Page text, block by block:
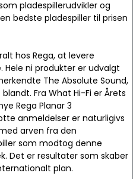
pladespillerudvikler og
bedste pladespiller til prisen
hos Rega, at levere
ni produkter er udvalgt
The Absolute Sound,
Fra What Hi-Fi er Årets
Rega Planar 3
anmeldelser er naturligivs
arven fra den
som modtog denne
Det er resultater som skaber
plan.